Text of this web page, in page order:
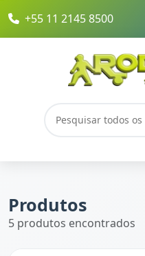
+55 11 2145 8500
Produtos
5 produtos encontrados